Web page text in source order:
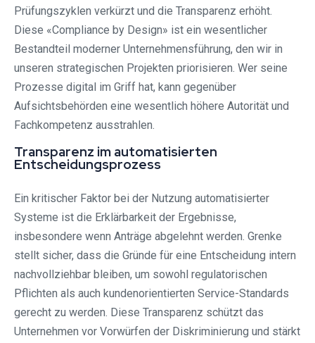
Prüfungszyklen verkürzt und die Transparenz erhöht.
Diese «Compliance by Design» ist ein wesentlicher
Bestandteil moderner Unternehmensführung, den wir in
unseren strategischen Projekten priorisieren. Wer seine
Prozesse digital im Griff hat, kann gegenüber
Aufsichtsbehörden eine wesentlich höhere Autorität und
Fachkompetenz ausstrahlen.
Transparenz im automatisierten
Entscheidungsprozess
Ein kritischer Faktor bei der Nutzung automatisierter
Systeme ist die Erklärbarkeit der Ergebnisse,
insbesondere wenn Anträge abgelehnt werden. Grenke
stellt sicher, dass die Gründe für eine Entscheidung intern
nachvollziehbar bleiben, um sowohl regulatorischen
Pflichten als auch kundenorientierten Service-Standards
gerecht zu werden. Diese Transparenz schützt das
Unternehmen vor Vorwürfen der Diskriminierung und stärkt